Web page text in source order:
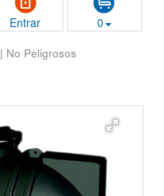
Entrar 0
| No Peligrosos